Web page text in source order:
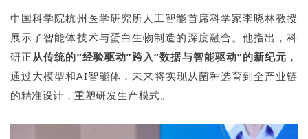
中国科学院杭州医学研究所人工智能首席科学家李晓林教授
展示了智能体技术与蛋白生物制造的深度融合。他指出，科
研正从传统的“经验驱动”跨入“数据与智能驱动”的新纪元 ，
通过大模型和AI智能体，未来将实现从菌种选育到全产业链
的精准设计，重塑研发生产模式。